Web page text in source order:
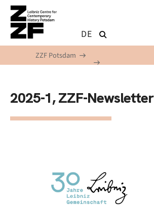
Skip to main content
DE
ZZF Potsdam
2025-1, ZZF-Newsletter